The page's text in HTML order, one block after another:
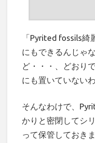
「Pyrited fossils
にもできるんじゃ
ど・・・、どおり
にも置いていない
そんなわけで、
かりと密閉してシ
って保管しておき